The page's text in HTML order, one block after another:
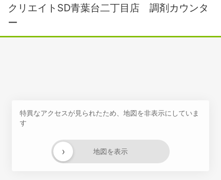
クリエイトSD青葉台二丁目店 調剤カウンタ
ー
特異なアクセスが見られたため、地図を非表示にしていま
す
地図を表示
›